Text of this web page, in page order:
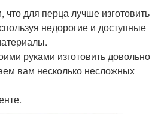
что для перца лучше изготовить
недорогие и доступные
руками изготовить довольно
вам несколько несложных